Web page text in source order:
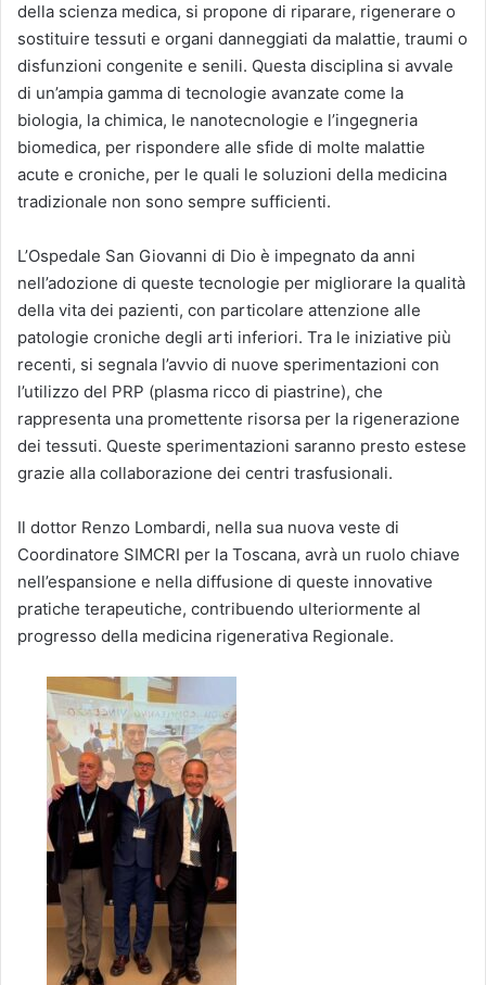
della scienza medica, si propone di riparare, rigenerare o
sostituire tessuti e organi danneggiati da malattie, traumi o
disfunzioni congenite e senili. Questa disciplina si avvale
di un’ampia gamma di tecnologie avanzate come la
biologia, la chimica, le nanotecnologie e l’ingegneria
biomedica, per rispondere alle sfide di molte malattie
acute e croniche, per le quali le soluzioni della medicina
tradizionale non sono sempre sufficienti.
L’Ospedale San Giovanni di Dio è impegnato da anni
nell’adozione di queste tecnologie per migliorare la qualità
della vita dei pazienti, con particolare attenzione alle
patologie croniche degli arti inferiori. Tra le iniziative più
recenti, si segnala l’avvio di nuove sperimentazioni con
l’utilizzo del PRP (plasma ricco di piastrine), che
rappresenta una promettente risorsa per la rigenerazione
dei tessuti. Queste sperimentazioni saranno presto estese
grazie alla collaborazione dei centri trasfusionali.
Il dottor Renzo Lombardi, nella sua nuova veste di
Coordinatore SIMCRI per la Toscana, avrà un ruolo chiave
nell’espansione e nella diffusione di queste innovative
pratiche terapeutiche, contribuendo ulteriormente al
progresso della medicina rigenerativa Regionale.